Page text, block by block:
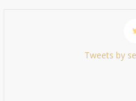
Tweets by